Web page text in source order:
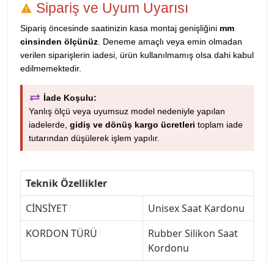
Sipariş ve Uyum Uyarısı
Sipariş öncesinde saatinizin kasa montaj genişliğini mm
cinsinden ölçünüz . Deneme amaçlı veya emin olmadan
verilen siparişlerin iadesi, ürün kullanılmamış olsa dahi kabul
edilmemektedir.
İade Koşulu:
Yanlış ölçü veya uyumsuz model nedeniyle yapılan
iadelerde, gidiş ve dönüş kargo ücretleri toplam iade
tutarından düşülerek işlem yapılır.
Teknik Özellikler
CİNSİYET
Unisex Saat Kardonu
KORDON TÜRÜ
Rubber Silikon Saat
Kordonu